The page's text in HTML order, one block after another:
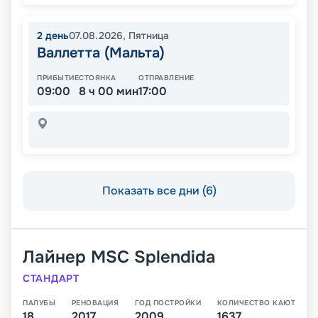
2 день07.08.2026, Пятница
Валлетта (Мальта)
ПРИБЫТИЕ
09:00
СТОЯНКА
8 ч 00 мин
ОТПРАВЛЕНИЕ
17:00
Показать все дни (6)
Лайнер MSC Splendida
СТАНДАРТ
ПАЛУБЫ РЕНОВАЦИЯ ГОД ПОСТРОЙКИ КОЛИЧЕСТВО КАЮТ